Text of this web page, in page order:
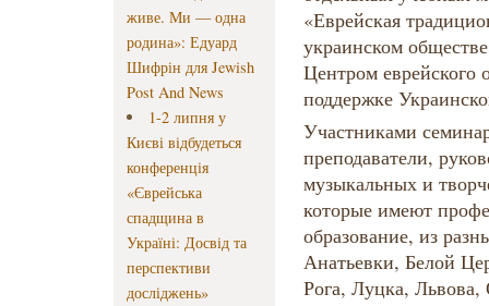
живе. Ми — одна
родина»: Едуард
Шифрін для Jewish
Post And News
1-2 липня у
Києві відбудеться
конференція
«Єврейська
спадщина в
Україні: Досвід та
перспективи
досліджень»
«Еврейская
украинском
Центром еврейского
поддержке
Участниками
преподаватели,
музыкальных и
которые имеют
образование, из
Анатьевки, Белой
Рога, Луцка,